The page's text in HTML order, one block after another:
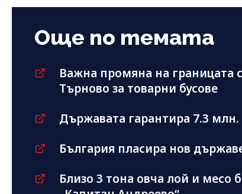
Още по темата
Важна промяна на границата
Търново за товарни бусове
Държавата гарантира 7.3 млн.
България пласира нов
Близо 3 тона овча лой и месо